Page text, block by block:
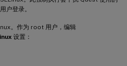
户登录。
。作为 root 用户，编辑
设置：